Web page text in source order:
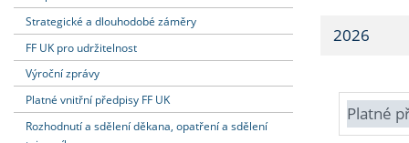
Fakultní
Strategické a dlouhodobé záměry
FF UK pro udržitelnost
Výroční zprávy
Platné vnitřní předpisy FF UK
Rozhodnutí a sdělení děkana, opatření a sdělení
2026
Platné